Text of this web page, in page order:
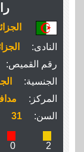
النادى:
رقم القميص:
الجنسية:
المركز:
السن:
31
2
0